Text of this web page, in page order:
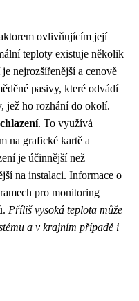
ovlivňujícím její
teploty existuje několik
je nejrozšířenější a cenově
pasivy, které odvádí
jež ho rozhání do okolí.
. To využívá
na grafické kartě a
je účinnější než
na instalaci. Informace o
pro monitoring
Příliš vysoká teplota může
a v krajním případě i